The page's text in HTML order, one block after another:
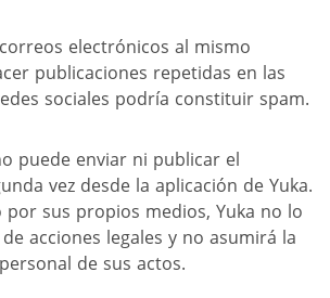
electrónicos al mismo
publicaciones repetidas en las
sociales podría constituir spam.
puede enviar ni publicar el
vez desde la aplicación de Yuka.
por sus propios medios, Yuka no lo
acciones legales y no asumirá la
de sus actos.